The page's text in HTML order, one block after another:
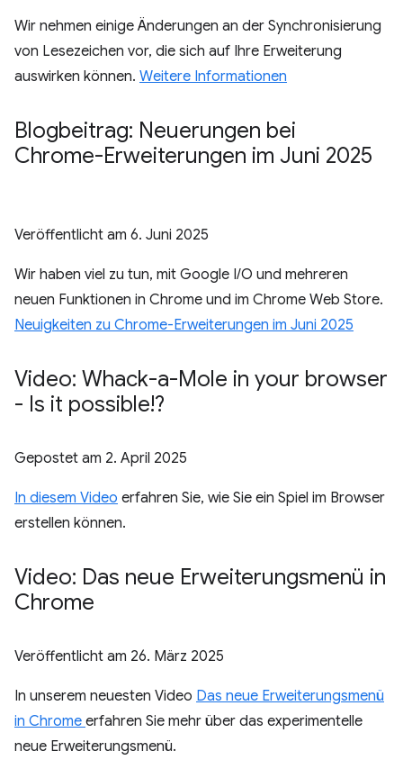
Wir nehmen einige Änderungen an der Synchronisierung
von Lesezeichen vor, die sich auf Ihre Erweiterung
auswirken können. Weitere Informationen
Blogbeitrag: Neuerungen bei
Chrome-Erweiterungen im Juni 2025
Veröffentlicht am 6. Juni 2025
Wir haben viel zu tun, mit Google I/O und mehreren
neuen Funktionen in Chrome und im Chrome Web Store.
Neuigkeiten zu Chrome-Erweiterungen im Juni 2025
Video: Whack-a-Mole in your browser
- Is it possible!?
Gepostet am 2. April 2025
In diesem Video erfahren Sie, wie Sie ein Spiel im Browser
erstellen können.
Video: Das neue Erweiterungsmenü in
Chrome
Veröffentlicht am 26. März 2025
In unserem neuesten Video Das neue Erweiterungsmenü
in Chrome erfahren Sie mehr über das experimentelle
neue Erweiterungsmenü.